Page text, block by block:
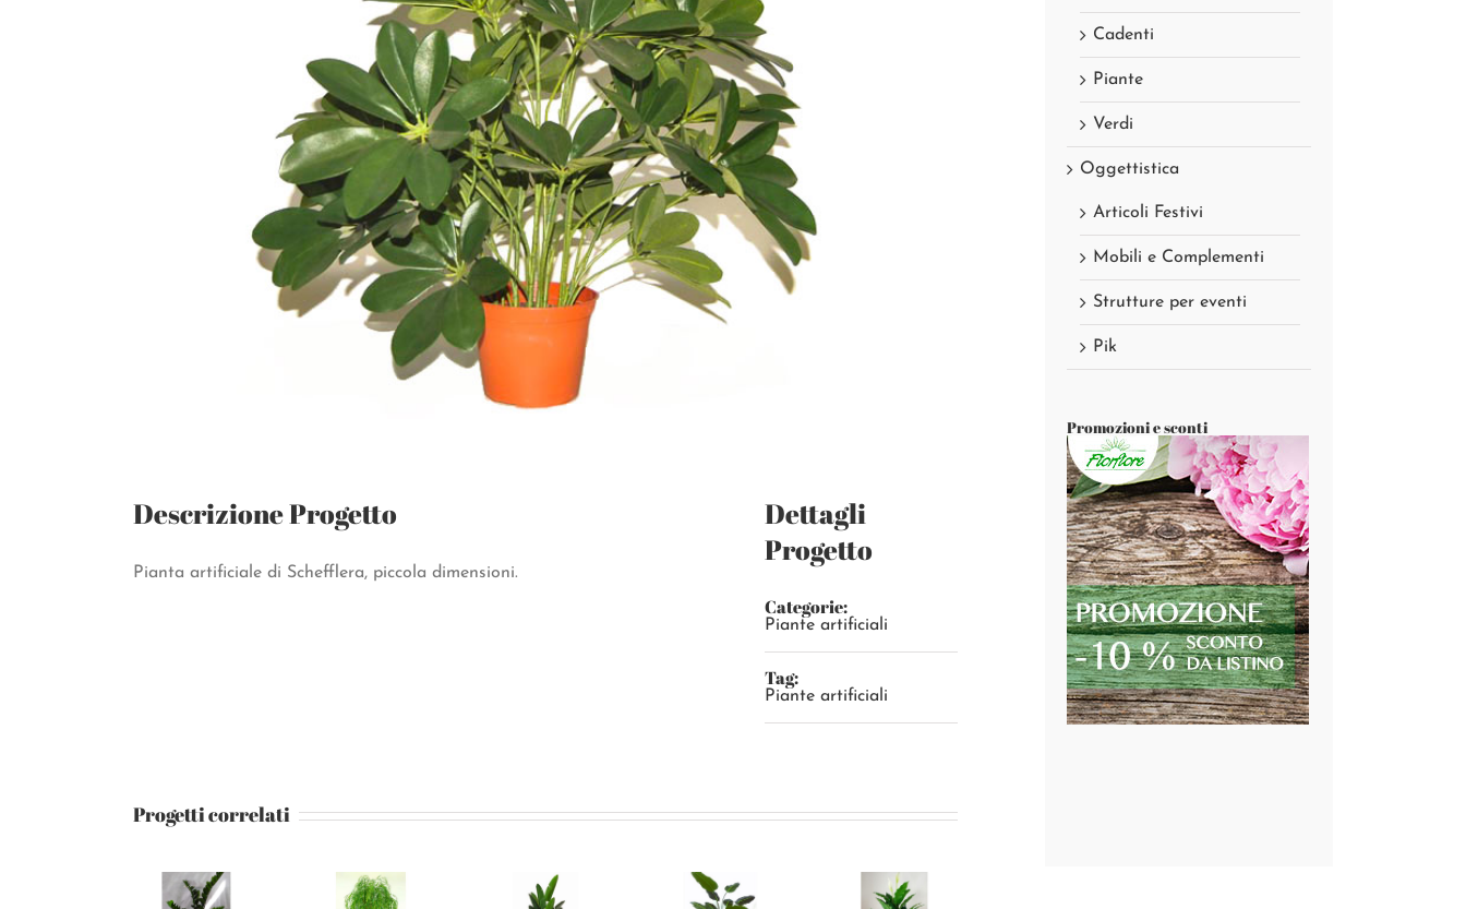
Descrizione Progetto
Pianta artificiale di Schefflera, piccola dimensioni.
Dettagli
Progetto
Categorie:
Piante artificiali
Tag:
Piante artificiali
Progetti correlati
Cadenti
Piante
Verdi
Oggettistica
Articoli Festivi
Mobili e Complementi
Strutture per eventi
Pik
Promozioni e sconti